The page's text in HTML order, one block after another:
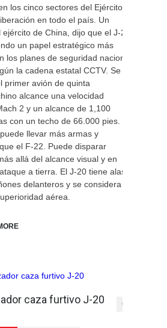
los cinco sectores del Ejército
en todo el país. Un
de China, dijo que el J-20
un papel estratégico más
los planes de seguridad nacional
la cadena estatal CCTV. Se
primer avión de quinta
alcance una velocidad
2 y un alcance de 1,100
con un techo de 66.000 pies.
llevar más armas y
el F-22. Puede disparar
allá del alcance visual y en
a tierra. El J-20 tiene alas
delanteros y se considera
aérea.
caza furtivo J-20 0